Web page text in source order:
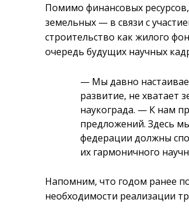
Помимо финансовых
земельных — в связи с
строительство как жилого
очередь будущих научных
—Мы давно
развитие, не хватает
наукограда. —К нам
предложений. Здесь
федерации должны
их гармоничного
Напомним, что годом ранее
необходимости реализации